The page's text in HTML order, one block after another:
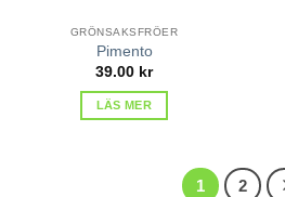
GRÖNSAKSFRÖER
Pimento
39.00 kr
LÄS MER
1 2